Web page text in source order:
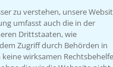
Raden -
zu verstehen, unsere
umfasst auch die in der
Drittstaaten, wie
Zugriff durch Behörden in
wirksamen Rechtsbehelfe